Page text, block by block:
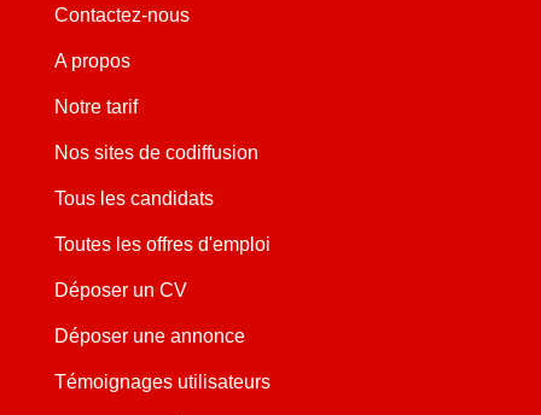
Contactez-nous
A propos
Notre tarif
Nos sites de codiffusion
Tous les candidats
Toutes les offres d'emploi
Déposer un CV
Déposer une annonce
Témoignages utilisateurs